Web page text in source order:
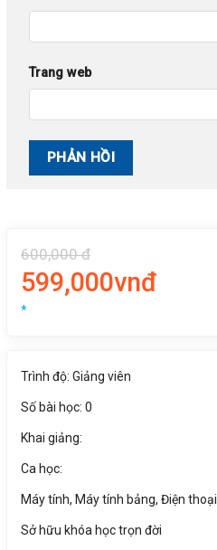
Trang web
600,000 đ
599,000vnđ
*
Trình độ: Giảng viên
Số bài học: 0
Khai giảng:
Ca học:
Máy tính, Máy tính bảng, Điện thoại
Sở hữu khóa học trọn đời